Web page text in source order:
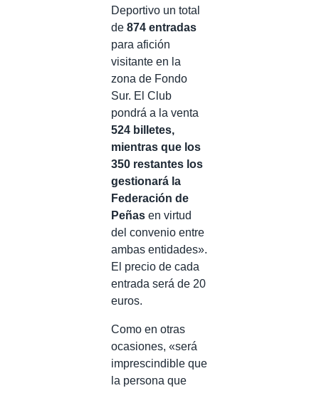
Deportivo un total
de 874 entradas
para afición
visitante en la
zona de Fondo
Sur. El Club
pondrá a la venta
524 billetes,
mientras que los
350 restantes los
gestionará la
Federación de
Peñas en virtud
del convenio entre
ambas entidades».
El precio de cada
entrada será de 20
euros.
Como en otras
ocasiones, «será
imprescindible que
la persona que